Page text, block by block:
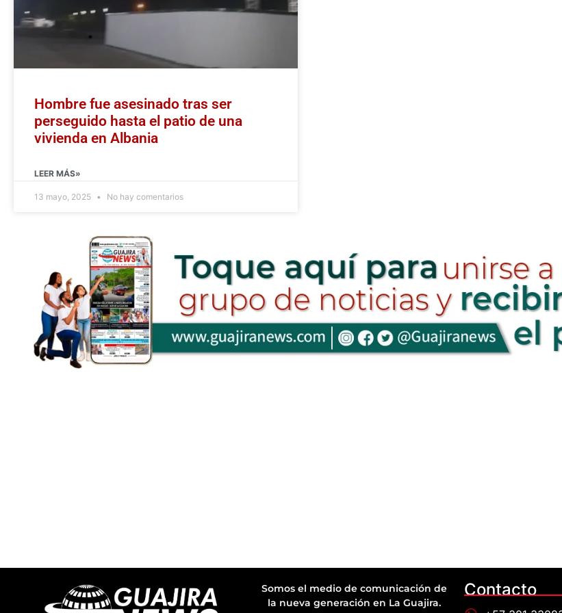
Hombre fue asesinado tras ser
perseguido hasta el patio de una
vivienda en Albania
LEER MÁS»
13 mayo, 2025 No hay comentarios
Somos el medio de comunicación de
la nueva generación en La Guajira.
Contacto